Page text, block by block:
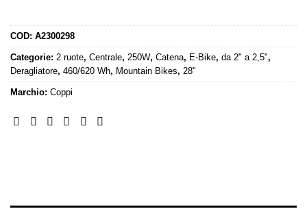
COD: A2300298
Categorie: 2 ruote, Centrale, 250W, Catena, E-Bike, da 2" a 2,5",
Deragliatore, 460/620 Wh, Mountain Bikes, 28"
Marchio: Coppi